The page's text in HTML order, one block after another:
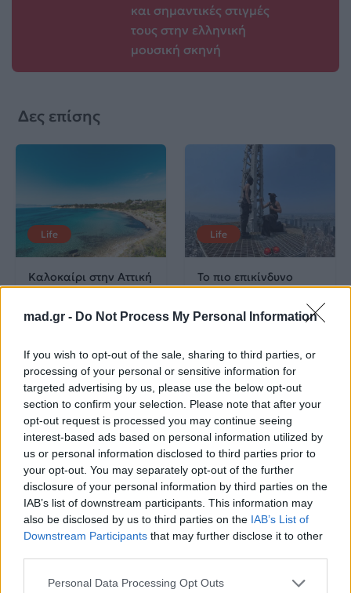
mad.gr - Do Not Process My Personal Information
If you wish to opt-out of the sale, sharing to third parties, or
processing of your personal or sensitive information for
targeted advertising by us, please use the below opt-out
section to confirm your selection. Please note that after your
opt-out request is processed you may continue seeing
interest-based ads based on personal information utilized by
us or personal information disclosed to third parties prior to
your opt-out. You may separately opt-out of the further
disclosure of your personal information by third parties on the
IAB’s list of downstream participants. This information may
also be disclosed by us to third parties on the IAB’s List of
Downstream Participants that may further disclose it to other
Personal Data Processing Opt Outs
και σημαντικές στιγμές
τους στην ελληνική
μουσική σκηνή
Δες επίσης
Life
Καλοκαίρι στην Αττική
με επιφυλάξεις – Ποιες
χαρακτηριστεί
04.07.2026
Life
Το πιο επικίνδυνο
«Will you marry me?»
που έχουμε δει ποτέ –
Το ζευγάρι που
Empire State Building
02.07.2026
News
Πανελλαδικές 2026:
βαθμολογιών η
Corporate News
Μία κάρτα για όλες τις